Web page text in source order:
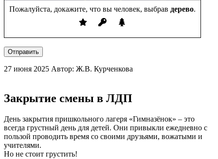
Пожалуйста, докажите, что вы человек, выбрав дерево.
Отправить
27 июня 2025 Автор: Ж.В. Курченкова
Закрытие смены в ЛДП
День закрытия пришкольного лагеря «Гимназёнок» – это
всегда грустный день для детей. Они привыкли ежедневно с
пользой проводить время со своими друзьями, вожатыми и
учителями.
Но не стоит грустить!